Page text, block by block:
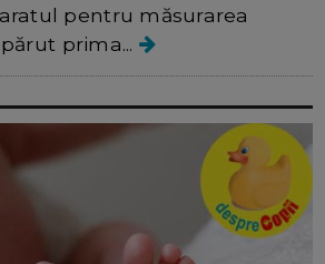
pentru măsurarea
prima...